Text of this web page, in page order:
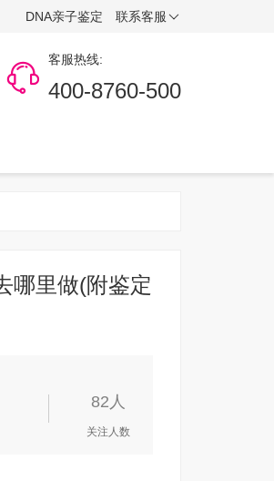
DNA亲子鉴定 联系客服
客服热线:
400-8760-500
哪里做(附鉴定
82人
关注人数